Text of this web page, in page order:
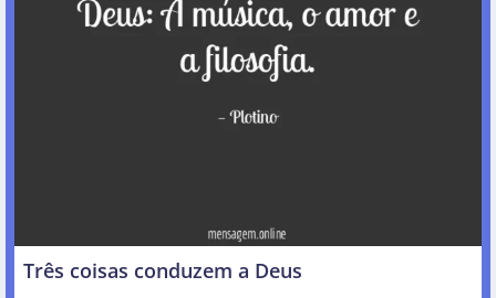
Três coisas conduzem a Deus